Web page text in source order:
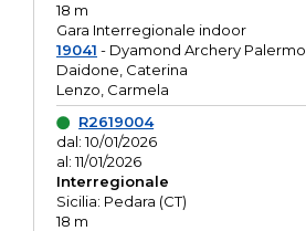
18 m
Gara Interregionale indoor
19041 - Dyamond Archery Palermo
Daidone, Caterina
Lenzo, Carmela
R2619004
dal: 10/01/2026
al: 11/01/2026
Interregionale
Sicilia: Pedara (CT)
18 m